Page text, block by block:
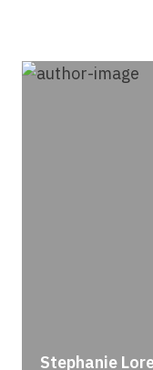
Stephanie